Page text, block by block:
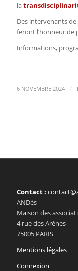
la
Des intervenants
feront l’honneur de
Informations,
6 NOVEMBRE 2024 /
Contact :
ANDès
Maison des
4 rue des Arènes
75005 PARIS
Mentions légales
Connexion